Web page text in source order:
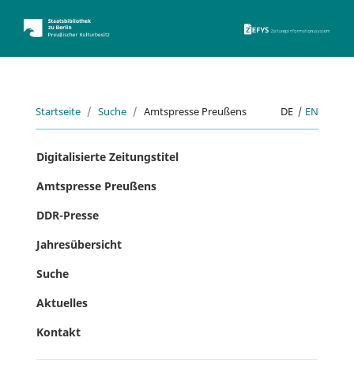
Startseite Suche Amtspresse Preußens DE | EN
Digitalisierte Zeitungstitel
Amtspresse Preußens
DDR-Presse
Jahresübersicht
Suche
Aktuelles
Kontakt